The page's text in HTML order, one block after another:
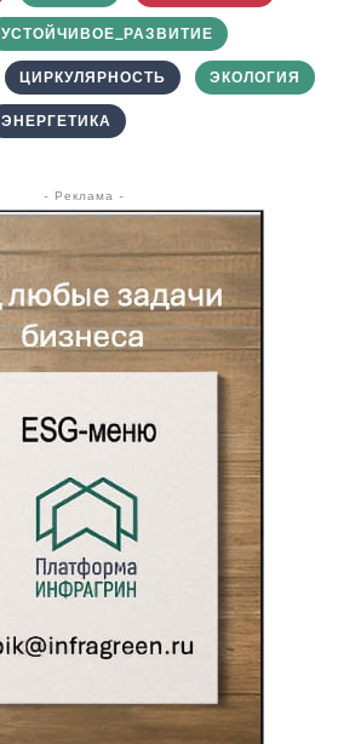
УСТОЙЧИВОЕ_РАЗВИТИЕ
ЦИРКУЛЯРНОСТЬ ЭКОЛОГИЯ
ЭНЕРГЕТИКА
- Реклама -